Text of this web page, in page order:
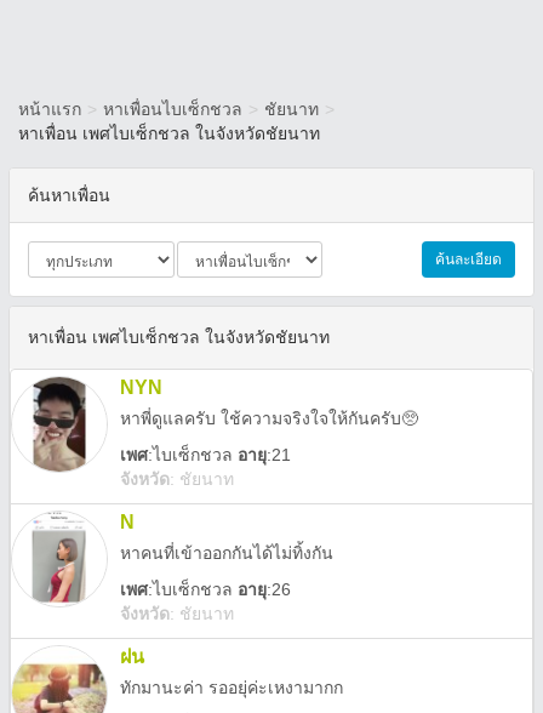
หน้าแรก > หาเพื่อนไบเซ็กชวล > ชัยนาท >
หาเพื่อน เพศไบเซ็กชวล ในจังหวัดชัยนาท
ค้นหาเพื่อน
ค้นละเอียด
หาเพื่อน เพศไบเซ็กชวล ในจังหวัดชัยนาท
NYN
หาพี่ดูแลครับ ใช้ความจริงใจให้กันครับ🥺
เพศ:ไบเซ็กชวล อายุ:21
จังหวัด: ชัยนาท
N
หาคนที่เข้าออกกันได้ไม่ทิ้งกัน
เพศ:ไบเซ็กชวล อายุ:26
จังหวัด: ชัยนาท
ฝน
ทักมานะค่า รออยุ่ค่ะเหงามากก